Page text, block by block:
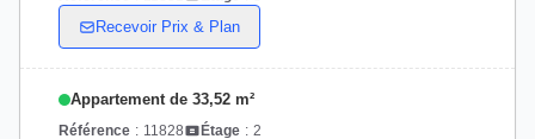
Recevoir Prix & Plan
Appartement de 33,52 m²
Référence : 11828 Étage : 2